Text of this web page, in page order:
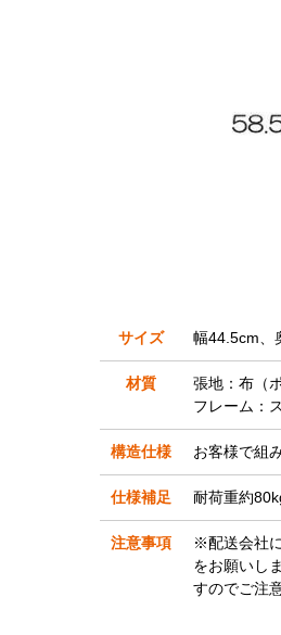
サイズ 幅44.5cm、
材質
張地：布（
フレーム：
構造仕様 お客様で組
仕様補足 耐荷重約
注意事項
※配送会社
をお願いし
すのでご注